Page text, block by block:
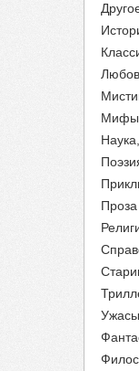
Проза
Ужасы